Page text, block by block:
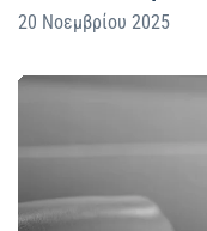
20 Νοεμβρίου 2025